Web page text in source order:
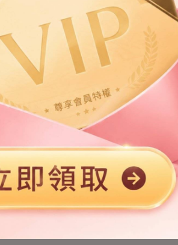
第3章
第6
第9章